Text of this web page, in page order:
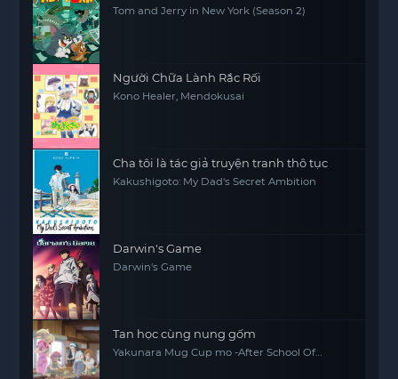
Tom and Jerry in New York (Season 2)
Người Chữa Lành Rắc Rối
Kono Healer, Mendokusai
Cha tôi là tác giả truyện tranh thô tục
Kakushigoto: My Dad's Secret Ambition
Darwin's Game
Darwin's Game
Tan học cùng nung gốm
Yakunara Mug Cup mo -After School Of